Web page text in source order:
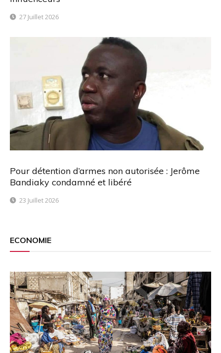
27 Juillet 2026
Pour détention d’armes non autorisée : Jerôme
Bandiaky condamné et libéré
23 Juillet 2026
ECONOMIE